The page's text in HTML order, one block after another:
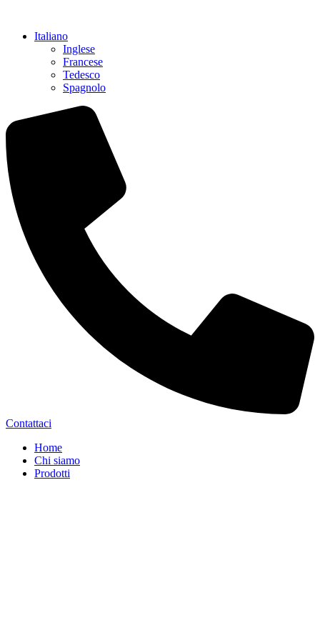
contenutoItaliano
Inglese
Francese
Tedesco
Spagnolo
Contattaci
Home
Chi siamo
Prodotti